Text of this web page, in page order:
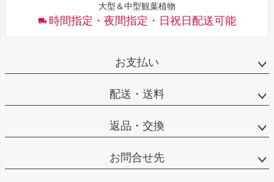
大型＆中型観葉植物
時間指定・夜間指定・日祝日配送可能
お支払い
配送・送料
返品・交換
お問合せ先